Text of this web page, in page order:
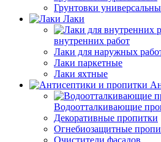
Грунтовки
Лаки
внутренних работ
Лаки для наружных
Лаки паркетные
Лаки яхтные
Водоотталкивающие
Декоративные пропитки
Огнебиозащитные